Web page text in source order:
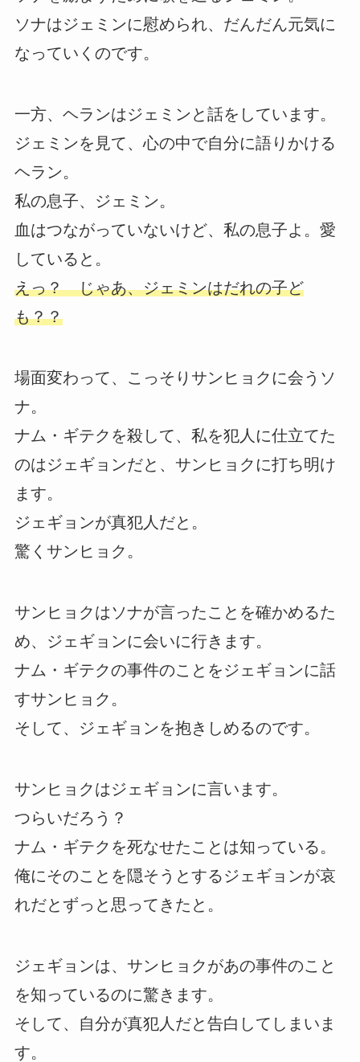
ソナはジェミンに慰められ、だんだん元気に
なっていくのです。
一方、ヘランはジェミンと話をしています。
ジェミンを見て、心の中で自分に語りかける
ヘラン。
私の息子、ジェミン。
血はつながっていないけど、私の息子よ。愛
していると。
えっ？ じゃあ、ジェミンはだれの子ど
も？？
場面変わって、こっそりサンヒョクに会うソ
ナ。
ナム・ギテクを殺して、私を犯人に仕立てた
のはジェギョンだと、サンヒョクに打ち明け
ます。
ジェギョンが真犯人だと。
驚くサンヒョク。
サンヒョクはソナが言ったことを確かめるた
め、ジェギョンに会いに行きます。
ナム・ギテクの事件のことをジェギョンに話
すサンヒョク。
そして、ジェギョンを抱きしめるのです。
サンヒョクはジェギョンに言います。
つらいだろう？
ナム・ギテクを死なせたことは知っている。
俺にそのことを隠そうとするジェギョンが哀
れだとずっと思ってきたと。
ジェギョンは、サンヒョクがあの事件のこと
を知っているのに驚きます。
そして、自分が真犯人だと告白してしまいま
す。